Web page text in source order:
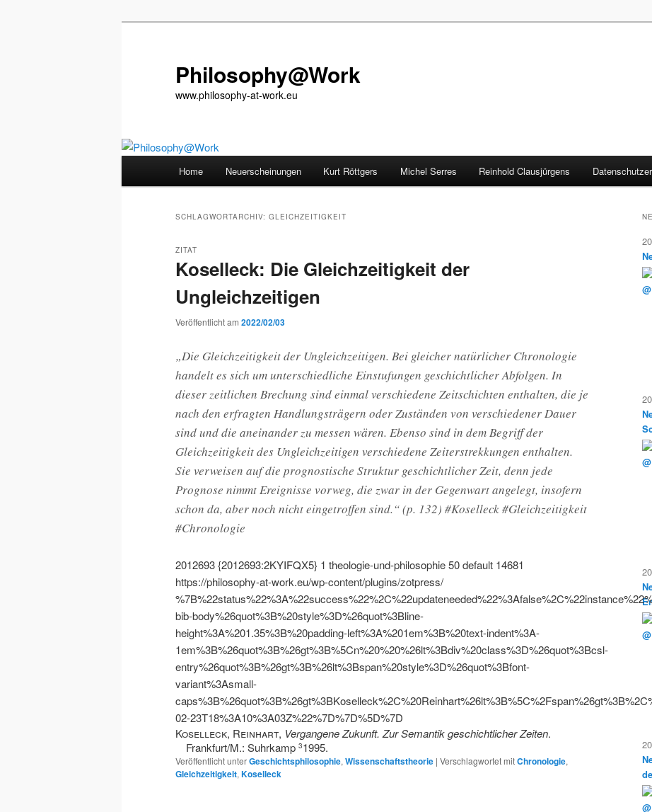
Philosophy@Work
www.philosophy-at-work.eu
Home Neuerscheinungen Kurt Röttgers Michel Serres Reinhold Clausjürgens
SCHLAGWORTARCHIV: GLEICHZEITIGKEIT
Koselleck: Die Gleichzeitigkeit der
Ungleichzeitigen
ZITAT
Veröffentlicht am 2022/02/03
„Die Gleichzeitigkeit der Ungleichzeitigen. Bei gleicher natürlicher Chronologie
handelt es sich um unterschiedliche Einstufungen geschichtlicher Abfolgen. In
dieser zeitlichen Brechung sind einmal verschiedene Zeitschichten enthalten, die je
nach den erfragten Handlungsträgern oder Zuständen von verschiedener Dauer
sind und die aneinander zu messen wären. Ebenso sind in dem Begriff der
Gleichzeitigkeit des Ungleichzeitigen verschiedene Zeiterstrekkungen enthalten.
Sie verweisen auf die prognostische Struktur geschichtlicher Zeit, denn jede
Prognose nimmt Ereignisse vorweg, die zwar in der Gegenwart angelegt, insofern
schon da, aber noch nicht eingetroffen sind.“ (p. 132) #Koselleck #Gleichzeitigkeit
#Chronologie
2012693{2012693:2KYIFQX5} 1 theologie-und-philosophie50default 14681
https://philosophy-at-work.eu/wp-content/plugins/zotpress/
bib-body%26quot%3B%20style%3D%26quot%3Bline-
height%3A%201.35%3B%20padding-left%3A%201em%3B%20text-indent%3A-
1em%3B%26quot%3B%26gt%3B%5Cn%20%20%26lt%3Bdiv%20class%3D%26quot%3Bcsl-
entry%26quot%3B%26gt%3B%26lt%3Bspan%20style%3D%26quot%3Bfont-
variant%3Asmall-
02-23T18%3A10%3A03Z%22%7D%7D%5D%7D
Koselleck, Reinhart, Vergangene Zukunft. Zur Semantik geschichtlicher Zeiten.
Frankfurt/M.: Suhrkamp 31995.
Veröffentlicht unterGeschichtsphilosophie, Wissenschaftstheorie | Verschlagwortet mitChronologie,
Gleichzeitigkeit, Koselleck
la